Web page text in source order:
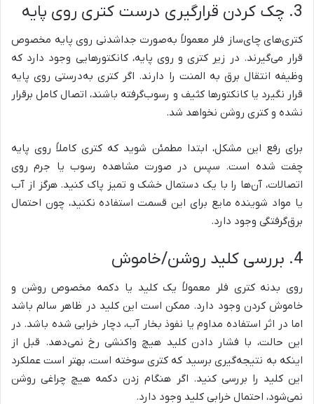
3. چک کردن قرارگیری درست کتری روی پایه
کتری‌های چای‌ساز فلر معمولاً به‌صورت جداشدنی روی پایه مخصوص
قرار می‌گیرند. در زیر کتری و روی پایه، کانکتورهایی وجود دارد که
وظیفه انتقال برق به المنت را دارند. اگر کتری به‌درستی روی پایه
قرار نگیرد یا کانکتورها کثیف و رسوب‌گرفته باشند، اتصال کامل برقرار
نشده و کتری روشن نخواهد شد.
برای رفع این مشکل، ابتدا مطمئن شوید که کتری کاملاً روی پایه
چفت شده است. سپس در صورت مشاهده رسوب یا جرم روی
اتصالات، آن‌ها را با یک دستمال خشک و تمیز پاک کنید. هرگز از آب
یا مواد شوینده مایع برای این قسمت استفاده نکنید، چون احتمال
برق‌گرفتگی وجود دارد.
4. بررسی کلید روشن/خاموش
روی بدنه کتری فلر معمولاً یک کلید یا دکمه مخصوص روشن و
خاموش کردن وجود دارد. ممکن است این کلید در ظاهر سالم باشد
اما در اثر استفاده مداوم یا نفوذ بخار آب، دچار خرابی شده باشد. در
این حالت، با فشار دادن کلید هیچ واکنشی رخ نمی‌دهد. قبل از
اینکه به نتیجه‌گیری برسید که کتری سوخته است، بهتر است عملکرد
این کلید را بررسی کنید. اگر هنگام زدن دکمه هیچ چراغی روشن
نمی‌شود، احتمال خرابی کلید وجود دارد.